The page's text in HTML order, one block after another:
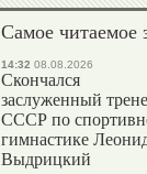
Самое читаемое
14:32 08.08.2026
Скончался
заслуженный
СССР по
гимнастике
Выдрицкий